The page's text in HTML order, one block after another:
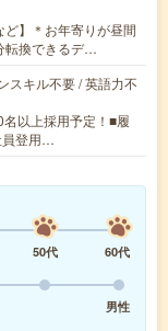
ど】＊お年寄りが昼間
転換できるデ…
スキル不要 / 英語力不
以上採用予定！■履
員登用…
50代
60代
男性